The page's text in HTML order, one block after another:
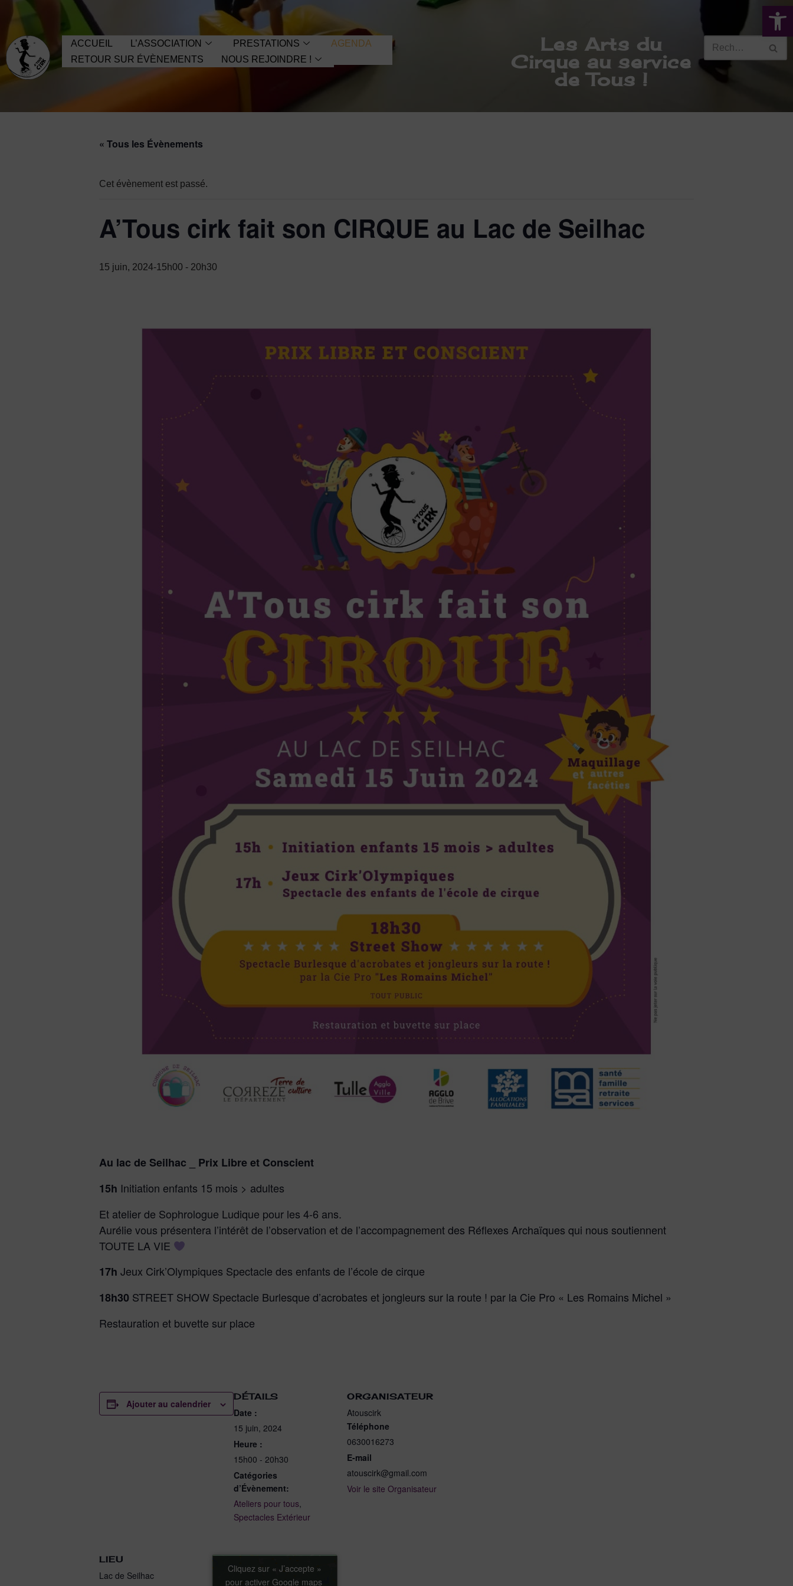
Ouvrir
au
contenu
ACCUEIL L’ASSOCIATION PRESTATIONS
AGENDA
RETOUR SUR ÉVÈNEMENTS
NOUS REJOINDRE !
Les Arts du
Cirque au service
de Tous !
« Tous les Évènements
Cet évènement est passé.
A’Tous cirk fait son CIRQUE au Lac de Seilhac
15 juin, 2024-15h00 - 20h30
Au lac de Seilhac _ Prix Libre et Conscient
15h Initiation enfants 15 mois > adultes
Et atelier de Sophrologue Ludique pour les 4-6 ans.
Aurélie vous présentera l’intérêt de l’observation et de l’accompagnement des Réflexes Archaïques qui nous soutiennent
TOUTE LA VIE
17h Jeux Cirk’Olympiques Spectacle des enfants de l’école de cirque
18h30 STREET SHOW Spectacle Burlesque d’acrobates et jongleurs sur la route ! par la Cie Pro « Les Romains Michel »
Restauration et buvette sur place
Ajouter au calendrier
DÉTAILS
Date :
15 juin, 2024
Heure :
15h00 - 20h30
Catégories
d’Évènement:
Ateliers pour tous,
Spectacles Extérieur
ORGANISATEUR
Atouscirk
Téléphone
0630016273
E-mail
atouscirk@gmail.com
Voir le site Organisateur
LIEU
Lac de Seilhac
Cliquez sur « J’accepte »
pour activer Google maps
Cliquez sur « J’accepte »
pour activer Google maps